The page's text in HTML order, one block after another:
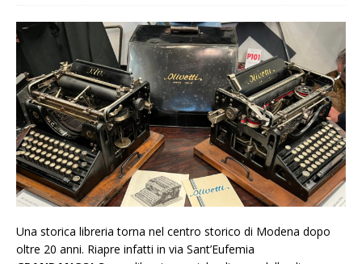
Una storica libreria torna nel centro storico di Modena dopo
oltre 20 anni. Riapre infatti in via Sant’Eufemia